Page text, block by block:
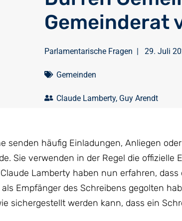
Gemeinderat
Parlamentarische Fragen | 29. Juli
Gemeinden
Claude Lamberty, Guy Arendt
senden häufig Einladungen, Anliegen
Sie verwenden in der Regel die offizielle
Lamberty haben nun erfahren,
Empfänger des Schreibens gegolten
sichergestellt werden kann, dass ein